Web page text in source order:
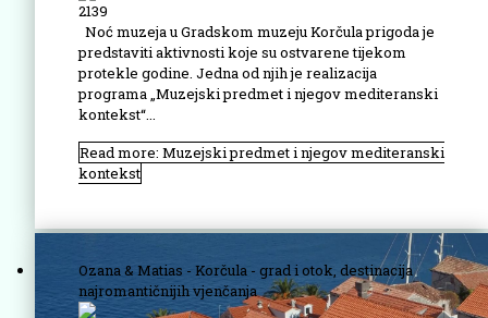
2139
Noć muzeja u Gradskom muzeju Korčula prigoda je
predstaviti aktivnosti koje su ostvarene tijekom
protekle godine. Jedna od njih je realizacija
programa „Muzejski predmet i njegov mediteranski
kontekst“...
Read more: Muzejski predmet i njegov mediteranski
kontekst
Ozana & Matias - Korčula - grad i otok, destinacija
najromantičnijih vjenčanja